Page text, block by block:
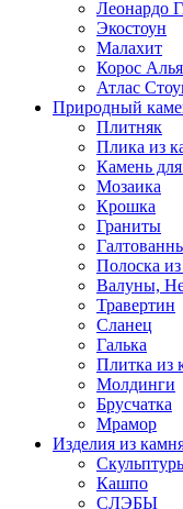
Леонардо
Экостоун
Малахит
Корос
Атлас
Природный
Плитняк
Плика из
Камень
Мозаика
Крошка
Граниты
Полоска
Валуны,
Травертин
Сланец
Галька
Плитка из
Молдинги
Брусчатка
Мрамор
Изделия из
Кашпо
СЛЭБЫ